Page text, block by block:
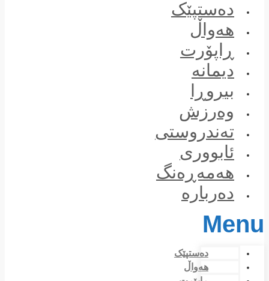
دەستپێک
هەواڵ
ڕاپۆرت
دیمانە
بیروڕا
وەرزش
تەندروستی
ئابووری
هەمەڕەنگ
دەربارە
Menu
دەستپێک
هەواڵ